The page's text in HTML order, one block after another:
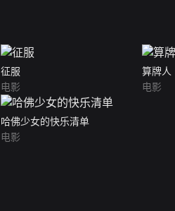
征服
电影
算牌人
电影
哈佛少女的快乐清单
电影